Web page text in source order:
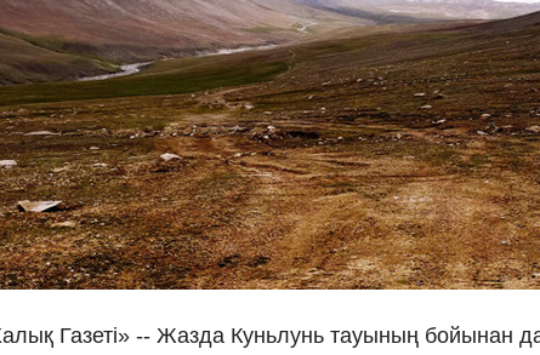
Газеті» -- Жазда Куньлунь тауының бойынан